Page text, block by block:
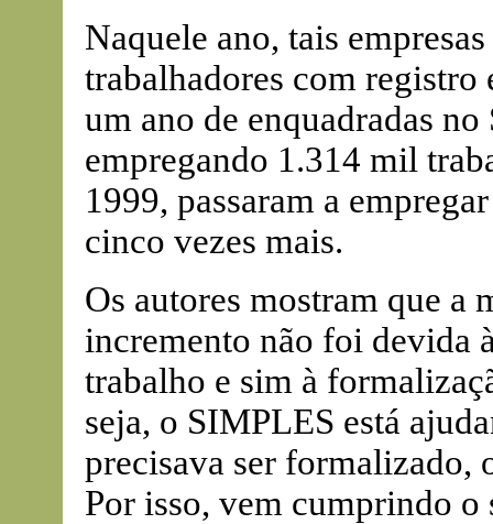
Naquele ano, tais
trabalhadores com registro
um ano de enquadradas
empregando 1.314 mil
1999, passaram a
cinco vezes mais.
Os autores mostram que a
incremento não foi devida
trabalho e sim à
seja, o SIMPLES está
precisava ser formalizado,
Por isso, vem cumprindo o